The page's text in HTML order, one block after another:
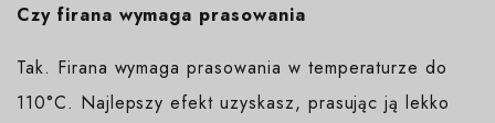
Czy firana wymaga prasowania
Tak. Firana wymaga prasowania w temperaturze do
110°C. Najlepszy efekt uzyskasz, prasując ją lekko